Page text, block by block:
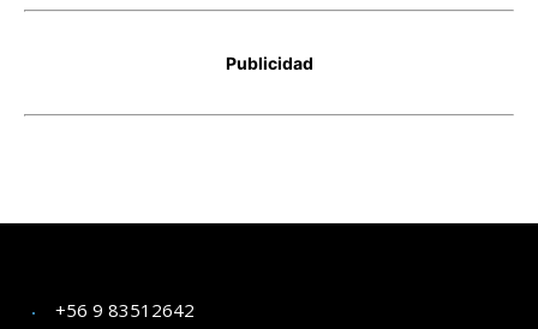
+56 9 83512642